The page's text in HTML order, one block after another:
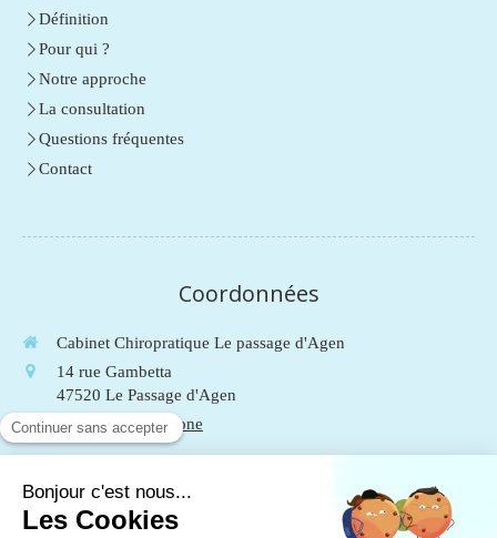
Définition
Pour qui ?
Notre approche
La consultation
Questions fréquentes
Contact
Coordonnées
Cabinet Chiropratique Le passage d'Agen
14 rue Gambetta
47520 Le Passage d'Agen
Afficher le téléphone
LeSamedide9hà13h